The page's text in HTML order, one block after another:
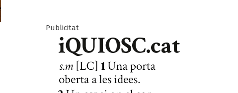
Publicitat